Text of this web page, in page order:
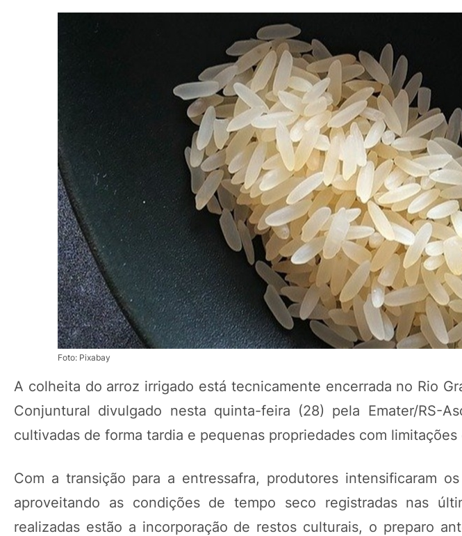
Foto: Pixabay
A colheita do arroz irrigado está tecnicamente encerrada no Rio
Conjuntural divulgado nesta quinta-feira (28) pela Emater/RS-
cultivadas de forma tardia e pequenas propriedades com limitações
Com a transição para a entressafra, produtores intensificaram
aproveitando as condições de tempo seco registradas nas
realizadas estão a incorporação de restos culturais, o preparo